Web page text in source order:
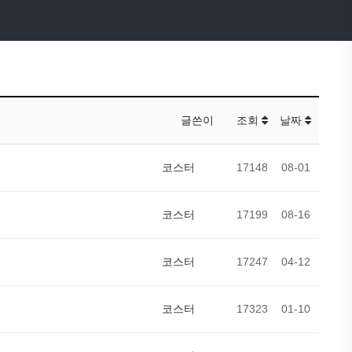
글쓴이 조회 날짜
코스터 17148 08-01
코스터 17199 08-16
코스터 17247 04-12
코스터 17323 01-10